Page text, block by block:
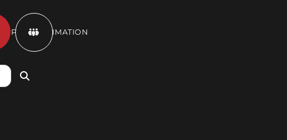
PROGRAMMATION
